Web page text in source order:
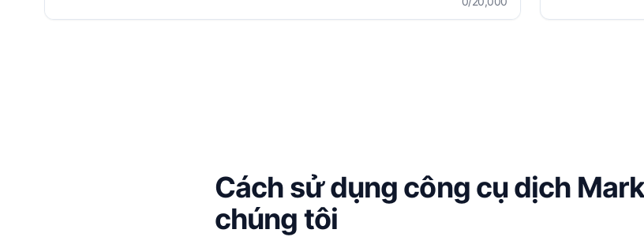
Cách sử dụng công cụ dịch
chúng tôi